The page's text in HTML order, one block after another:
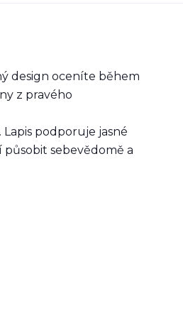
design oceníte během
z pravého
podporuje jasné
sebevědomě a